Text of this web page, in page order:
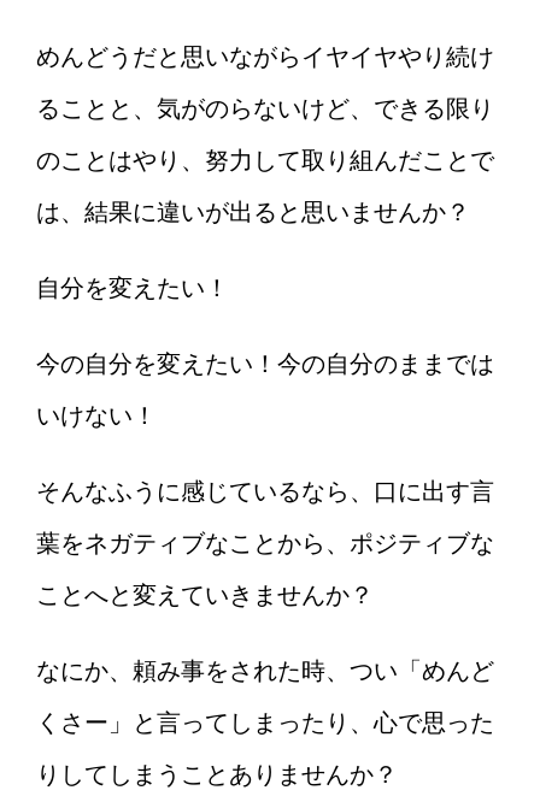
めんどうだと思いながらイヤイヤやり続け
ることと、気がのらないけど、できる限り
のことはやり、努力して取り組んだことで
は、結果に違いが出ると思いませんか？
自分を変えたい！
今の自分を変えたい！今の自分のままでは
いけない！
そんなふうに感じているなら、口に出す言
葉をネガティブなことから、ポジティブな
ことへと変えていきませんか？
なにか、頼み事をされた時、つい「めんど
くさー」と言ってしまったり、心で思った
りしてしまうことありませんか？